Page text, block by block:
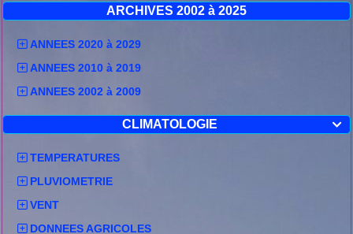
ARCHIVES 2002 à 2025
ANNEES 2020 à 2029
ANNEES 2010 à 2019
ANNEES 2002 à 2009

CLIMATOLOGIE
TEMPERATURES
PLUVIOMETRIE
VENT
DONNEES AGRICOLES